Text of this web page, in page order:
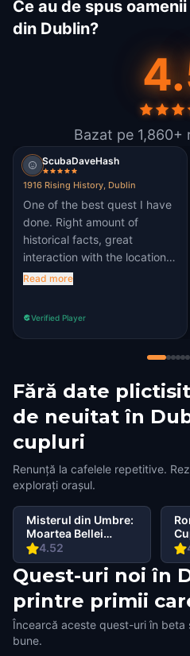
Ce au de spus
din Dublin?
Bazat pe 1,860+
ScubaDaveHash
1916 Rising History, Dublin
One of the best quest I have
done. Right amount of
historical facts, great
interaction with the location.
A must do in Dublin
Read more
Verified Player
Fără date
de neuitat în
cupluri
Renunță la cafelele repetitive.
explorați orașul.
4.52
Misterul din Umbre:
Moartea Bellei
Wanderlust în
Dublin
Quest-uri noi în
printre primii
Încearcă aceste quest-uri în beta
bune.